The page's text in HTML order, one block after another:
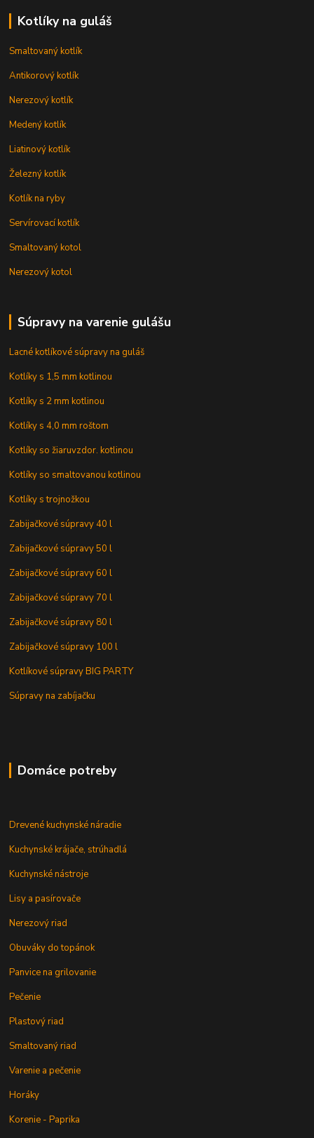
Kotlíky na guláš
Smaltovaný kotlík
Antikorový kotlík
Nerezový kotlík
Medený kotlík
Liatinový kotlík
Železný kotlík
Kotlík na ryby
Servírovací kotlík
Smaltovaný kotol
Nerezový kotol
Súpravy na varenie gulášu
Lacné kotlíkové súpravy na guláš
Kotlíky s 1,5 mm kotlinou
Kotlíky s 2 mm kotlinou
Kotlíky s 4,0 mm roštom
Kotlíky so žiaruvzdor. kotlinou
Kotlíky so smaltovanou kotlinou
Kotlíky s trojnožkou
Zabijačkové súpravy 40 l
Zabijačkové súpravy 50 l
Zabijačkové súpravy 60 l
Zabijačkové súpravy 70 l
Zabijačkové súpravy 80 l
Zabijačkové súpravy 100 l
Kotlíkové súpravy BIG PARTY
Súpravy na zabíjačku
Domáce potreby
Drevené kuchynské náradie
Kuchynské krájače, strúhadlá
Kuchynské nástroje
Lisy a pasírovače
Nerezový riad
Obuváky do topánok
Panvice na grilovanie
Pečenie
Plastový riad
Smaltovaný riad
Varenie a pečenie
Horáky
Korenie - Paprika